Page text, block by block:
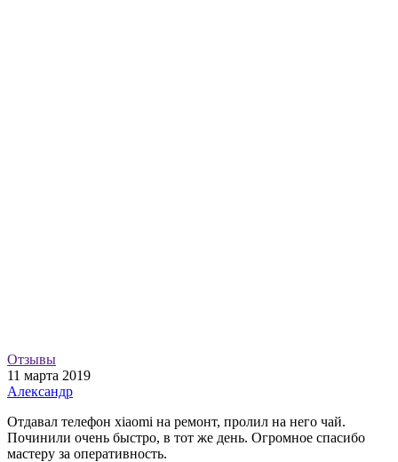
Отзывы
11 марта 2019
Александр
Отдавал телефон xiaomi на ремонт, пролил на него чай.
Починили очень быстро, в тот же день. Огромное спасибо
мастеру за оперативность.